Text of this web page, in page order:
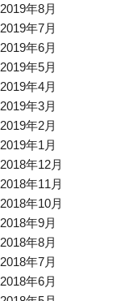
2019年8月
2019年7月
2019年6月
2019年5月
2019年4月
2019年3月
2019年2月
2019年1月
2018年12月
2018年11月
2018年10月
2018年9月
2018年8月
2018年7月
2018年6月